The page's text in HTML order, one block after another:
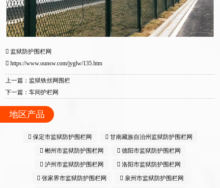
监狱防护围栏网
https://www.ounsw.com/jyglw/135.htm
上一篇：监狱铁丝网围栏
下一篇：车间护栏网
地区产品
保定市监狱防护围栏网
甘南藏族自治州监狱防护围栏网
郴州市监狱防护围栏网
德阳市监狱防护围栏网
泸州市监狱防护围栏网
洛阳市监狱防护围栏网
张家界市监狱防护围栏网
泉州市监狱防护围栏网